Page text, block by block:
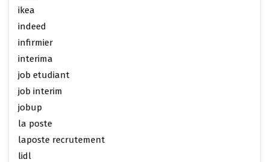
ikea
indeed
infirmier
interima
job etudiant
job interim
jobup
la poste
laposte recrutement
lidl